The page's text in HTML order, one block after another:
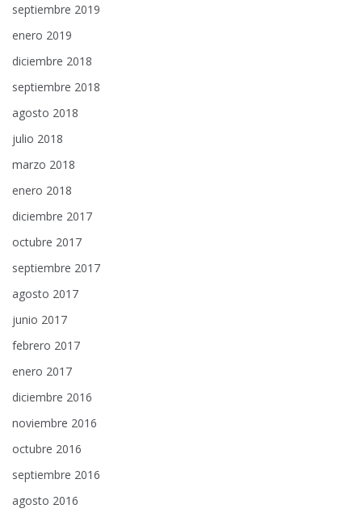
septiembre 2019
enero 2019
diciembre 2018
septiembre 2018
agosto 2018
julio 2018
marzo 2018
enero 2018
diciembre 2017
octubre 2017
septiembre 2017
agosto 2017
junio 2017
febrero 2017
enero 2017
diciembre 2016
noviembre 2016
octubre 2016
septiembre 2016
agosto 2016